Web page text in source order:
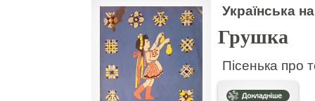
Українська
Грушка
Пісенька про